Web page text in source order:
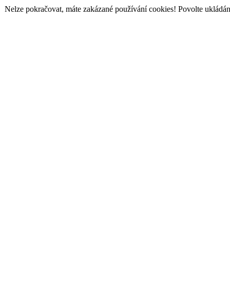
Nelze pokračovat, máte zakázané používání cookies! Povolte